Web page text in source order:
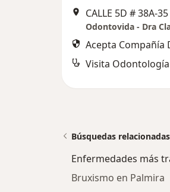
Odontovida - Dra
Acepta Compañía
Visita Odontología
Búsquedas relacionadas
Enfermedades más
Bruxismo en Palmira